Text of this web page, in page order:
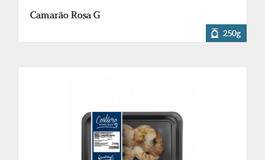
Camarão Rosa G
250g